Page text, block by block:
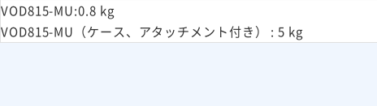
VOD815-MU:0.8 kg
VOD815-MU（ケース、アタッチメント付き） : 5 kg